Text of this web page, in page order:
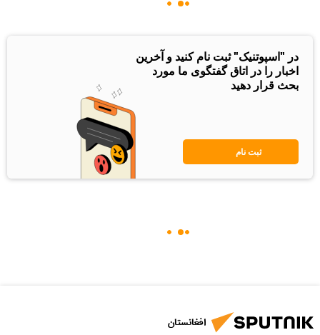
در "اسپوتنیک" ثبت نام کنید و آخرین
اخبار را در اتاق گفتگوی ما مورد
بحث قرار دهید
ثبت نام
افغانستان